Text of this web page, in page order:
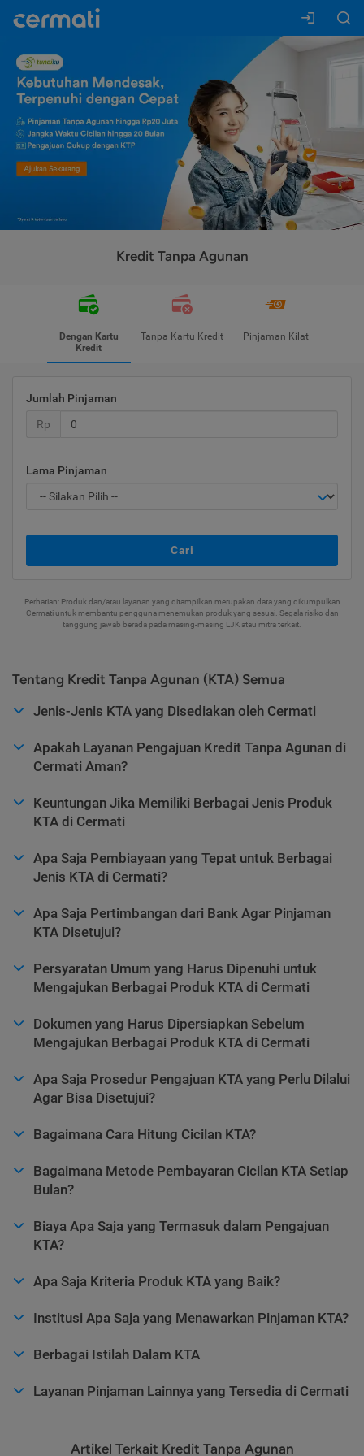
Kredit Tanpa Agunan
Dengan Kartu
Kredit
Tanpa Kartu Kredit Pinjaman Kilat
Jumlah Pinjaman
Rp
Lama Pinjaman
Cari
Perhatian: Produk dan/atau layanan yang ditampilkan merupakan data yang dikumpulkan
Cermati untuk membantu pengguna menemukan produk yang sesuai. Segala risiko dan
tanggung jawab berada pada masing-masing LJK atau mitra terkait.
Tentang Kredit Tanpa Agunan (KTA) Semua
Jenis-Jenis KTA yang Disediakan oleh Cermati
Apakah Layanan Pengajuan Kredit Tanpa Agunan di
Cermati Aman?
Keuntungan Jika Memiliki Berbagai Jenis Produk
KTA di Cermati
Apa Saja Pembiayaan yang Tepat untuk Berbagai
Jenis KTA di Cermati?
Apa Saja Pertimbangan dari Bank Agar Pinjaman
KTA Disetujui?
Persyaratan Umum yang Harus Dipenuhi untuk
Mengajukan Berbagai Produk KTA di Cermati
Dokumen yang Harus Dipersiapkan Sebelum
Mengajukan Berbagai Produk KTA di Cermati
Apa Saja Prosedur Pengajuan KTA yang Perlu Dilalui
Agar Bisa Disetujui?
Bagaimana Cara Hitung Cicilan KTA?
Bagaimana Metode Pembayaran Cicilan KTA Setiap
Bulan?
Biaya Apa Saja yang Termasuk dalam Pengajuan
KTA?
Apa Saja Kriteria Produk KTA yang Baik?
Institusi Apa Saja yang Menawarkan Pinjaman KTA?
Berbagai Istilah Dalam KTA
Layanan Pinjaman Lainnya yang Tersedia di Cermati
Artikel Terkait Kredit Tanpa Agunan